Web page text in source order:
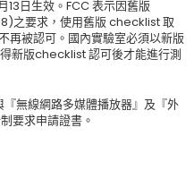
13日生效。FCC 表示因舊版
之要求，使用舊版 checklist 取
再被認可。國內實驗室必須以新版
新版checklist 認可後才能進行測
『無線網路多媒體播放器』及『外
要求申請證書。